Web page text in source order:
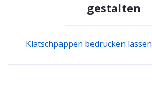
gestalten
Klatschpappen bedrucken lassen